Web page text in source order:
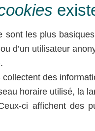
sont les plus
d’un utilisateur
des
horaire utilisé, la
ci affichent des